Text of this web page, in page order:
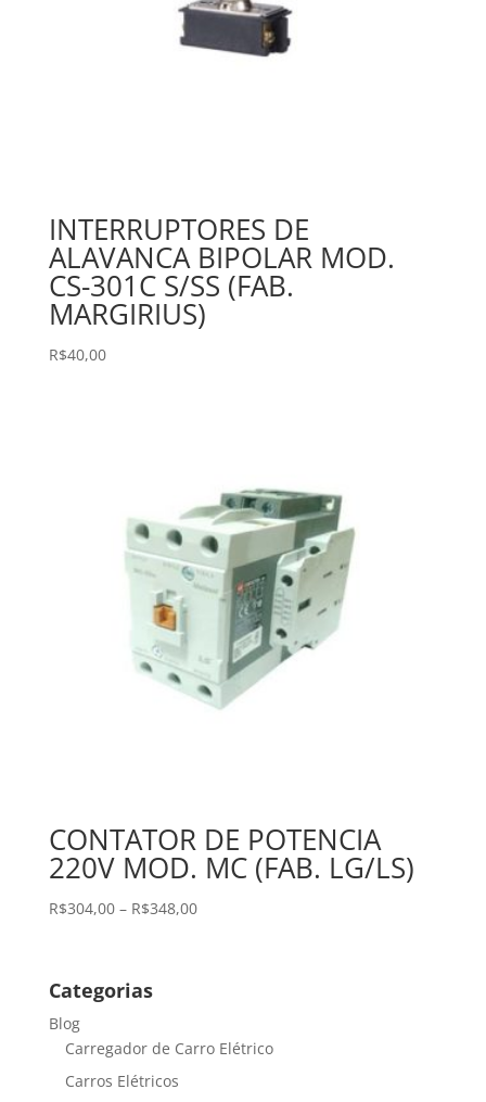
INTERRUPTORES DE
ALAVANCA BIPOLAR MOD.
CS-301C S/SS (FAB.
MARGIRIUS)
R$40,00
CONTATOR DE POTENCIA
220V MOD. MC (FAB. LG/LS)
R$304,00 – R$348,00Faixa
Categorias
Blog
Carregador de Carro Elétrico
Carros Elétricos